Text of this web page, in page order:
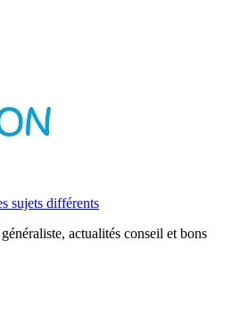
sujets différents
actualités conseil et bons